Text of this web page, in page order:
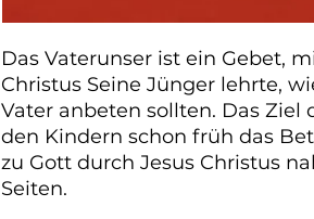
Das Vaterunser ist ein Gebet,
Christus Seine Jünger lehrte,
Vater anbeten sollten. Das Ziel
den Kindern schon früh das
zu Gott durch Jesus Christus
Seiten.